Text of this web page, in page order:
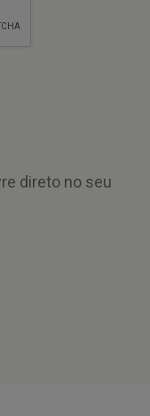
direto no seu